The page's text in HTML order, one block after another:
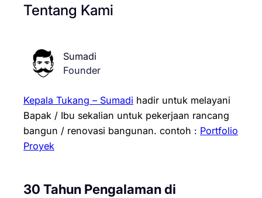
Tentang Kami
Sumadi
Founder
Kepala Tukang – Sumadi hadir untuk melayani
Bapak / Ibu sekalian untuk pekerjaan rancang
bangun / renovasi bangunan. contoh : Portfolio
Proyek
30 Tahun Pengalaman di